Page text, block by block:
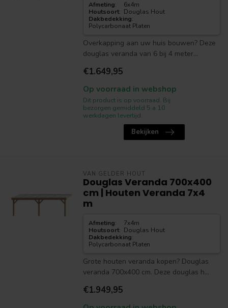
Afmeting:
6x4m
Houtsoort: Douglas Hout
Dakbedekking:
Polycarbonaat Platen
Overkapping aan uw huis bouwen? Deze
douglas veranda van 6 bij 4 meter...
€1.649,95
Op voorraad in webshop
Dit product is op voorraad. Bij
bezorgen gemiddeld 5 a 10
werkdagen levertijd.
Bekijken
VAN GELDER HOUT
Douglas Veranda 700x400
cm | Houten Veranda 7x4
m
Afmeting:
7x4m
Houtsoort: Douglas Hout
Dakbedekking:
Polycarbonaat Platen
Grote houten veranda kopen? Douglas
veranda 700x400 cm. Deze douglas h...
€1.949,95